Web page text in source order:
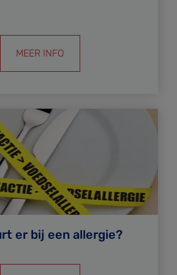
MEER INFO
er bij een allergie?